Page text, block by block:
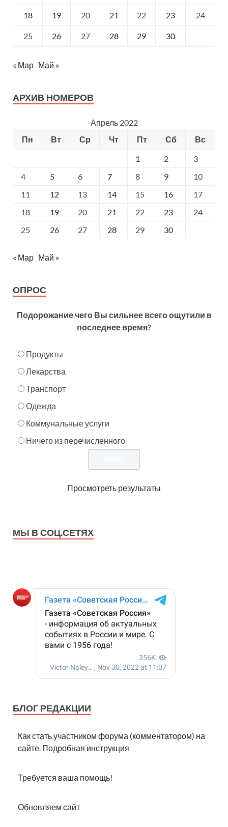
18 19 20 21 22 23 24
25 26 27 28 29 30
« Мар Май »
АРХИВ НОМЕРОВ
Апрель 2022
Пн
Вт Ср Чт Пт Сб
Вс
1
2
3
4
5 6 7 8 9
10
11
12 13 14 15 16
17
18
19 20 21 22 23
24
25
26 27 28 29 30
« Мар Май »
ОПРОС
Подорожание чего Вы сильнее всего ощутили в
последнее время?
Продукты
Лекарства
Транспорт
Одежда
Коммунальные услуги
Ничего из перечисленного
Просмотреть результаты
МЫ В СОЦ.СЕТЯХ
БЛОГ РЕДАКЦИИ
Как стать участником форума (комментатором) на
сайте. Подробная инструкция
Требуется ваша помощь!
Обновляем сайт